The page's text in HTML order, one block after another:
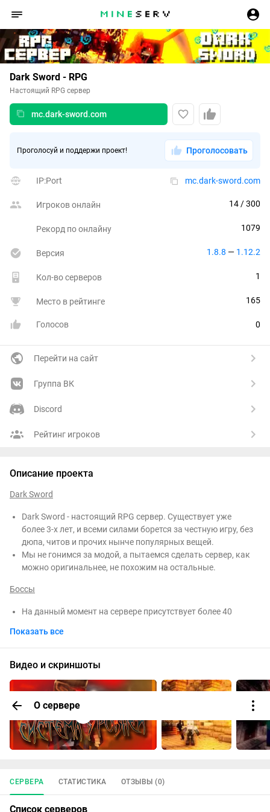
О сервере
Dark Sword - RPG
Настоящий RPG сервер
mc.dark-sword.com
Проголосуй и поддержи проект! Проголосовать
IP:Port mc.dark-sword.com
Игроков онлайн 14 / 300
Рекорд по онлайну 1079
Версия 1.8.8 — 1.12.2
Кол-во серверов 1
Место в рейтинге 165
Голосов 0
Перейти на сайт
Группа ВК
Discord
Рейтинг игроков
Описание проекта
Dark Sword
Dark Sword - настоящий RPG сервер. Существует уже
более 3-х лет, и всеми силами борется за честную игру, без
дюпа, читов и прочих нынче популярных вещей.
Мы не гонимся за модой, а пытаемся сделать сервер, как
можно оригинальнее, не похожим на остальные.
Боссы
На данный момент на сервере присутствует более 40
сильных. Они разделены на уровневых и обычных боссов.
У нас много локаций с вражескими мобами, на которых
можно фармить бронь, опыт и деньги.
Наша собственная система уровней и блокировок,
написанная именно под наш сервер. 10 уровней, с
не сможете использовать вещи более высокого уровня,
Показать все
Видео и скриншоты
СЕРВЕРА СТАТИСТИКА ОТЗЫВЫ (0)
Список серверов